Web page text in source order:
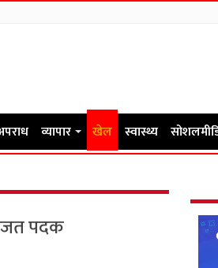
व्यापार खेल स्वास्थ्य
पदक